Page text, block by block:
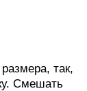
так,
Смешать